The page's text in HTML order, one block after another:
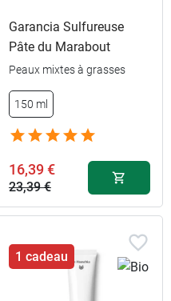
Garancia Sulfureuse
Pâte du Marabout
Peaux mixtes à grasses
150 ml
16,39 €
23,39 €
1 cadeau